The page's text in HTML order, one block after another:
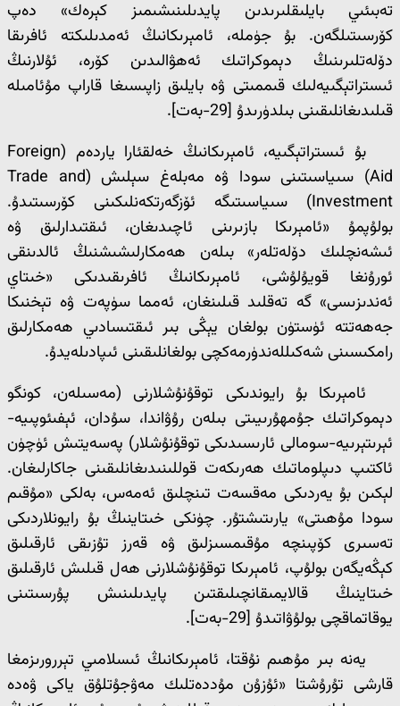
تەبىئىي بايلىقلىرىدىن پايدىلىنىشىمىز كېرەك» دەپ
كۆرسىتىلگەن. بۇ جۈملە، ئامېرىكانىڭ ئەمدىلىكتە ئافرىقا
دۆلەتلىرىنىڭ دېموكراتىك ئەھۋالىدىن كۆرە، ئۇلارنىڭ
ئىستراتېگىيەلىك قىممىتى ۋە بايلىق زاپىسىغا قاراپ مۇئامىلە
قىلىدىغانلىقىنى بىلدۈرىدۇ [29-بەت].
بۇ ئىستراتېگىيە، ئامېرىكانىڭ خەلقئارا ياردەم (Foreign
Aid) سىياسىتىنى سودا ۋە مەبلەغ سېلىش (Trade and
Investment) سىياسىتىگە ئۆزگەرتكەنلىكىنى كۆرسىتىدۇ.
بولۇپمۇ «ئامېرىكا بازىرىنى ئاچىدىغان، ئىقتىدارلىق ۋە
ئىشەنچلىك دۆلەتلەر» بىلەن ھەمكارلىشىشنىڭ ئالدىنقى
ئورۇنغا قويۇلۇشى، ئامېرىكانىڭ ئافرىقىدىكى «خىتاي
ئەندىزىسى» گە تەقلىد قىلىنغان، ئەمما سۈپەت ۋە تېخنىكا
جەھەتتە ئۈستۈن بولغان يېڭى بىر ئىقتىسادىي ھەمكارلىق
رامكىسىنى شەكىللەندۈرمەكچى بولغانلىقىنى ئىپادىلەيدۇ.
ئامېرىكا بۇ رايوندىكى توقۇنۇشلارنى (مەسىلەن، كونگو
دېموكراتىك جۇمھۇرىيىتى بىلەن رۇۋاندا، سۇدان، ئېفىئ‍وپىيە-
ئېرىتېرىيە-سومالى ئارىسىدىكى توقۇنۇشلار) پەسەيتىش ئۈچۈن
ئاكتىپ دىپلوماتىك ھەرىكەت قوللىنىدىغانلىقىنى جاكارلىغان.
لېكىن بۇ يەردىكى مەقسەت تىنچلىق ئەمەس، بەلكى «مۇقىم
سودا مۇھىتى» يارىتىشتۇر. چۈنكى خىتاينىڭ بۇ رايونلاردىكى
تەسىرى كۆپىنچە مۇقىمسىزلىق ۋە قەرز تۇزىقى ئارقىلىق
كېڭەيگەن بولۇپ، ئامېرىكا توقۇنۇشلارنى ھەل قىلىش ئارقىلىق
خىتاينىڭ قالايمىقانچىلىقتىن پايدىلىنىش پۇرسىتىنى
يوقاتماقچى بولۇۋاتىدۇ [29-بەت].
يەنە بىر مۇھىم نۇقتا، ئامېرىكانىڭ ئىسلامىي تېررورىزمغا
قارشى تۇرۇشتا «ئۇزۇن مۇددەتلىك مەۋجۇتلۇق ياكى ۋەدە